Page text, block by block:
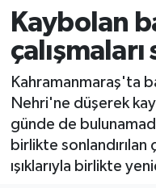
Kaybolan
Kahramanmaraş'ta
Nehri'ne düşerek
günde de
birlikte sonlandırılan
ışıklarıyla birlikte
Rize Jandarma
Bilim Teknoloji
Canlı Maç
Süper Lig Puan
Tüm Manşetler
Son Dakika